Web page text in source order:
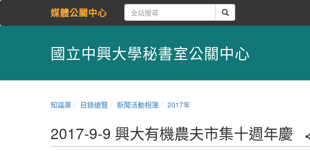
媒體公關中心
國立中興大學秘書室公關中心
知識庫 目錄總覽 新聞活動相簿 2017年
2017-9-9 興大有機農夫市集十週年慶